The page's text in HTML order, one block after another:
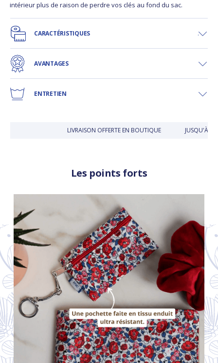
intérieur plus de raison de perdre vos clés au fond du sac.
CARACTÉRISTIQUES
AVANTAGES
ENTRETIEN
LIVRAISON OFFERTE EN BOUTIQUE JUSQU'À
Les points forts